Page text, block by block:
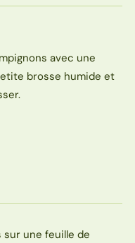
avec une
brosse humide et
sur une feuille de